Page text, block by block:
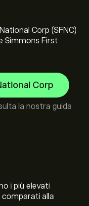
i più elevati
comparati alla
Corp (SFNC)
Simmons First
Corp
la nostra guida